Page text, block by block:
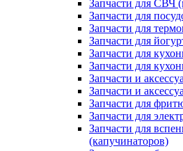
Запчасти для СВЧ
Запчасти для
Запчасти для
Запчасти для
Запчасти для
Запчасти для
Запчасти и
Запчасти и
Запчасти для
Запчасти для
Запчасти для
(капучинаторов)